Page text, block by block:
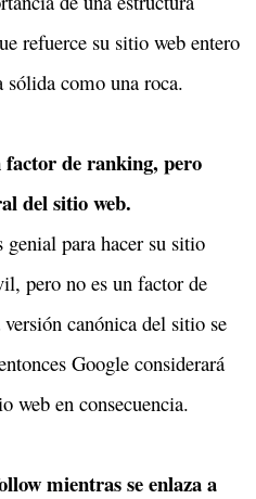
refuerce su sitio web entero
sólida como una roca.
de ranking, pero
del sitio web.
para hacer su sitio
pero no es un factor de
canónica del sitio se
Google considerará
web en consecuencia.
mientras se enlaza a